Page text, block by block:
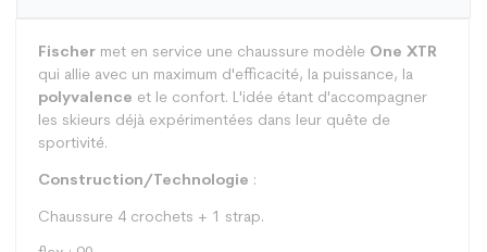
Fischer met en service une chaussure modèle One XTR
qui allie avec un maximum d'efficacité, la puissance, la
polyvalence et le confort. L'idée étant d'accompagner
les skieurs déjà expérimentées dans leur quête de
sportivité.
Construction/Technologie :
Chaussure 4 crochets + 1 strap.